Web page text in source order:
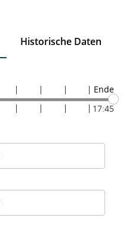
Historische Daten
Ende
17:45